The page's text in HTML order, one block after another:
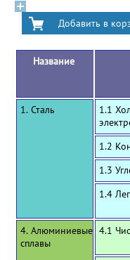
Название
1. Сталь
1.1
1.2
1.3
1.4
4. Алюминиевые
сплавы
4.1